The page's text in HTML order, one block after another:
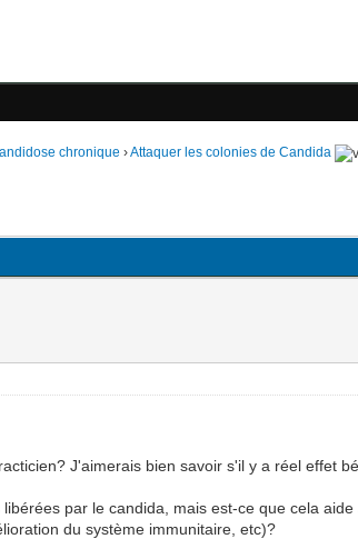
chronique ›Attaquer les colonies de Candida
J'aimerais bien savoir s'il y a réel effet
par le candida, mais est-ce que cela
du système immunitaire, etc)?